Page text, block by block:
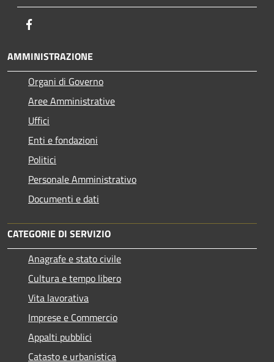
AMMINISTRAZIONE
Organi di Governo
Aree Amministrative
Uffici
Enti e fondazioni
Politici
Personale Amministrativo
Documenti e dati
CATEGORIE DI SERVIZIO
Anagrafe e stato civile
Cultura e tempo libero
Vita lavorativa
Imprese e Commercio
Appalti pubblici
Catasto e urbanistica